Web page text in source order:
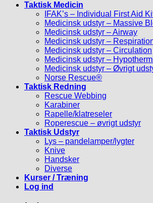
Taktisk Medicin
IFAK’s – Individual First Aid
Medicinsk udstyr – Massive
Medicinsk udstyr – Airway
Medicinsk udstyr –
Medicinsk udstyr – Circulation
Medicinsk udstyr –
Medicinsk udstyr – Øvrigt
Norse Rescue®
Taktisk Redning
Rescue Webbing
Karabiner
Rapelle/klatreseler
Roperescue – øvrigt udstyr
Taktisk Udstyr
Lys – pandelamper/lygter
Knive
Handsker
Diverse
Kurser / Træning
Log ind